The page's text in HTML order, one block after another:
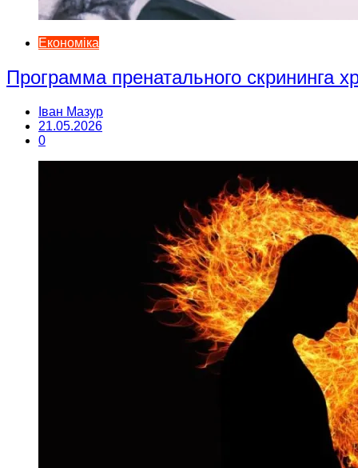
Економіка
Программа пренатального скрининга
Іван Мазур
21.05.2026
0